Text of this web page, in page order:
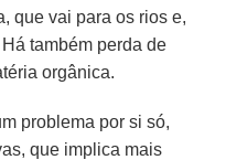
que vai para os rios e,
também perda de
orgânica.
problema por si só,
que implica mais